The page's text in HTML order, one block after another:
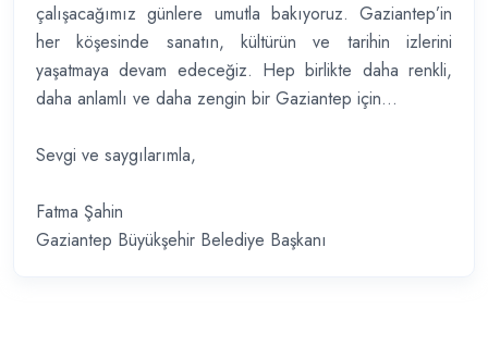
çalışacağımız günlere umutla bakıyoruz. Gaziantep’in
her köşesinde sanatın, kültürün ve tarihin izlerini
yaşatmaya devam edeceğiz. Hep birlikte daha renkli,
daha anlamlı ve daha zengin bir Gaziantep için...
Sevgi ve saygılarımla,
Fatma Şahin
Gaziantep Büyükşehir Belediye Başkanı